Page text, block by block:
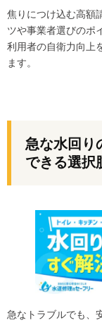
焦りにつけ込む高額
ツや事業者選びのポ
利用者の自衛力向上
ます。
急な水回り
できる選択
急なトラブルでも、